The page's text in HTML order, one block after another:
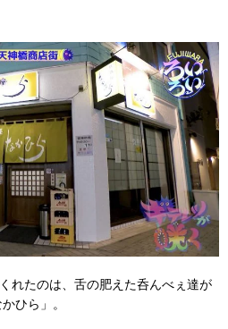
れたのは、舌の肥えた呑んべぇ達が
ひら」。